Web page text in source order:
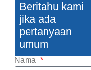
Beritahu kami
jika ada
pertanyaan
umum
Nama